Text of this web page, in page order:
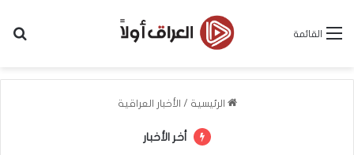
القائمة
الرئيسية / الأخبار العراقية
أخر الأخبار